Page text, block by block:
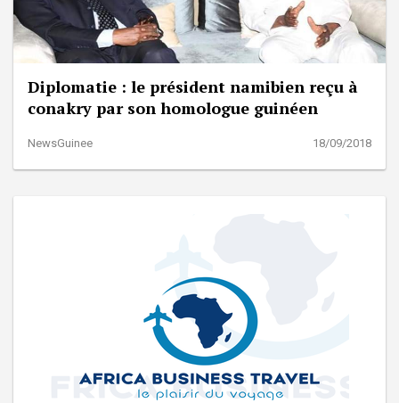
Diplomatie : le président namibien reçu à
conakry par son homologue guinéen
NewsGuinee 18/09/2018